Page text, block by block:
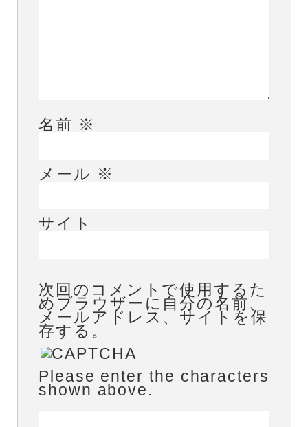
名前 ※
メール ※
サイト
次回のコメントで使用するた
めブラウザーに自分の名前、
メールアドレス、サイトを保
存する。
Please enter the characters
shown above.